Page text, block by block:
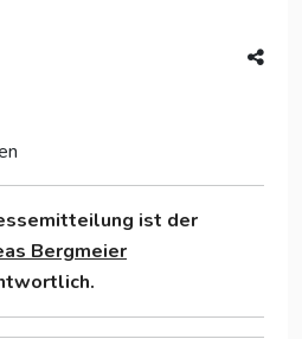
ist der
Bergmeier